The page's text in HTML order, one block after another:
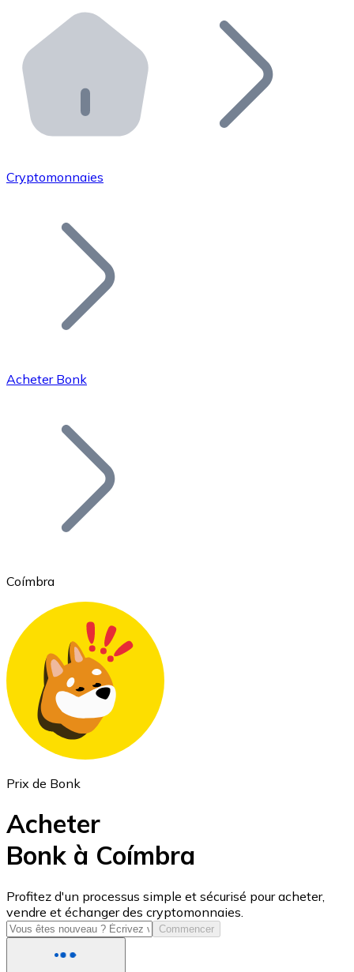
Distributeurs automatiques Bitnovo
Intégrez un ATM Bitnovo dans votre entreprise et
API Bitnovo
Intégrez notre API dans votre écosystème.
Rejoignez notre réseau de distributeurs et
Ajoutez le token de votre projet à notre service
Bitcoin
Ethereum
ETH
USD Coin
USDC
Cryptomonnaies
Acheter Bonk
Coímbra
Prix de Bonk
Acheter
Bonk à Coímbra
Profitez d'un processus simple et sécurisé pour acheter,
vendre et échanger des cryptomonnaies.
Commencer